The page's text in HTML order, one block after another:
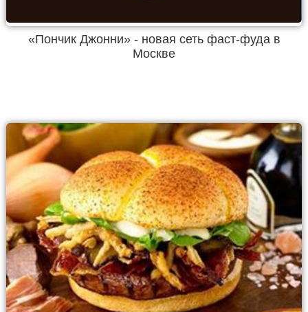
«Пончик Джонни» - новая сеть фаст-фуда в
Москве